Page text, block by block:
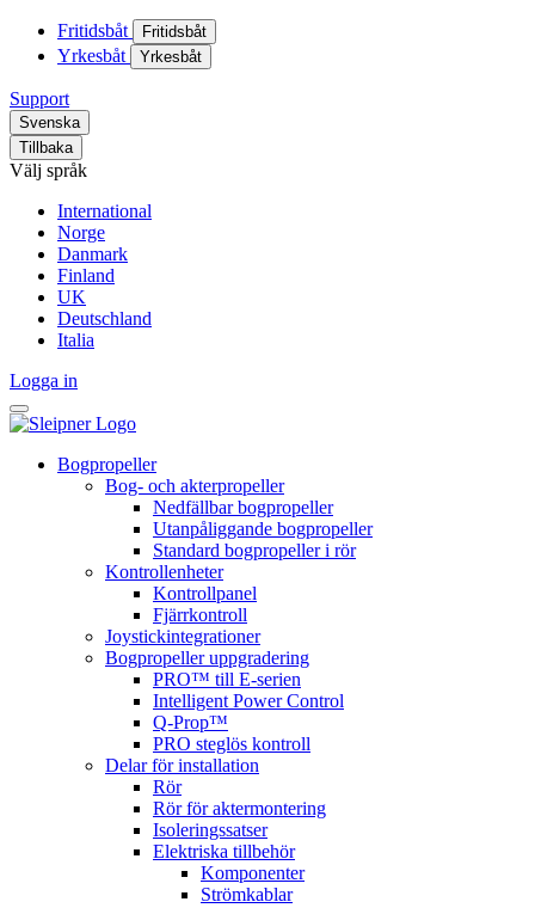
Fritidsbåt Fritidsbåt
Yrkesbåt Yrkesbåt
Support
Svenska
Tillbaka
Välj språk
International
Norge
Danmark
Finland
UK
Deutschland
Italia
Logga in
Bogpropeller
Bog- och akterpropeller
Nedfällbar bogpropeller
Utanpåliggande bogpropeller
Standard bogpropeller i rör
Kontrollenheter
Kontrollpanel
Fjärrkontroll
Joystickintegrationer
Bogpropeller uppgradering
PRO™ till E-serien
Intelligent Power Control
Q-Prop™
PRO steglös kontroll
Delar för installation
Rör
Rör för aktermontering
Isoleringssatser
Elektriska tillbehör
Komponenter
Strömkablar